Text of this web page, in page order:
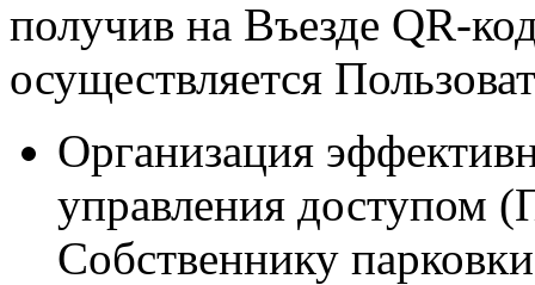
получив на Въезде QR-
осуществляется
Организация
управления доступом
Собственнику